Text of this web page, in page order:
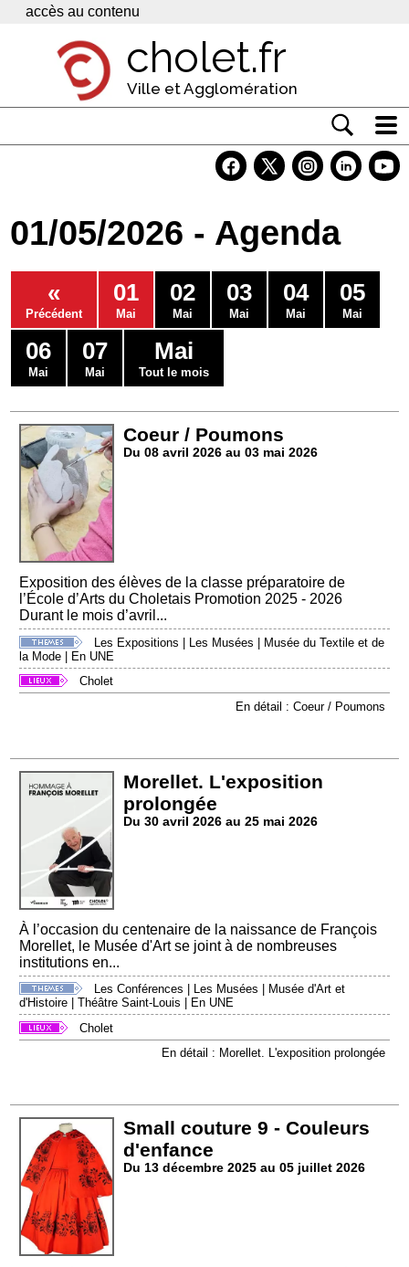
Panneau de gestion des cookies
accès au contenu
cholet.fr
Ville et Agglomération
Economie
Services
Contacts
01/05/2026 - Agenda
«
Précédent
01
Mai
02
Mai
03
Mai
04
Mai
05
Mai
06
Mai
07
Mai
Mai
Tout le mois
Coeur / Poumons
Du 08 avril 2026 au 03 mai 2026
Exposition des élèves de la classe préparatoire de
l’École d’Arts du Choletais Promotion 2025 - 2026
Durant le mois d’avril...
Les Expositions | Les Musées | Musée du Textile et de
la Mode | En UNE
Cholet
En détail : Coeur / Poumons
Morellet. L'exposition
prolongée
Du 30 avril 2026 au 25 mai 2026
À l’occasion du centenaire de la naissance de François
Morellet, le Musée d'Art se joint à de nombreuses
institutions en...
Les Conférences Les Musées
Musée d'Art et
d'Histoire |Théâtre Saint-Louis
En UNE
Cholet
En détail : Morellet. L'exposition prolongée
Small couture 9 - Couleurs
d'enfance
Du 13 décembre 2025 au 05 juillet 2026